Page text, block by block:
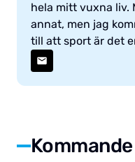
hela mitt vuxna liv.
annat, men jag
till att sport är det